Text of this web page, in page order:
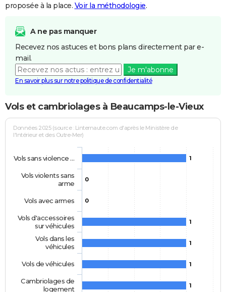
proposée à la place. Voir la méthodologie.
A ne pas manquer
Recevez nos astuces et bons plans directement par e-
mail.
Je m'abonne
En savoir plus sur notre politique de confidentialité
Vols et cambriolages à Beaucamps-le-Vieux
Données 2025 (source : Linternaute.com d'après le Ministère de
l'Intérieur et des Outre-Mer)
1
0
0
1
1
1
1
Vols sans violence …
Vols violents sans
arme
Vols avec armes
Vols d'accessoires
sur véhicules
Vols dans les
véhicules
Vols de véhicules
Cambriolages de
logement